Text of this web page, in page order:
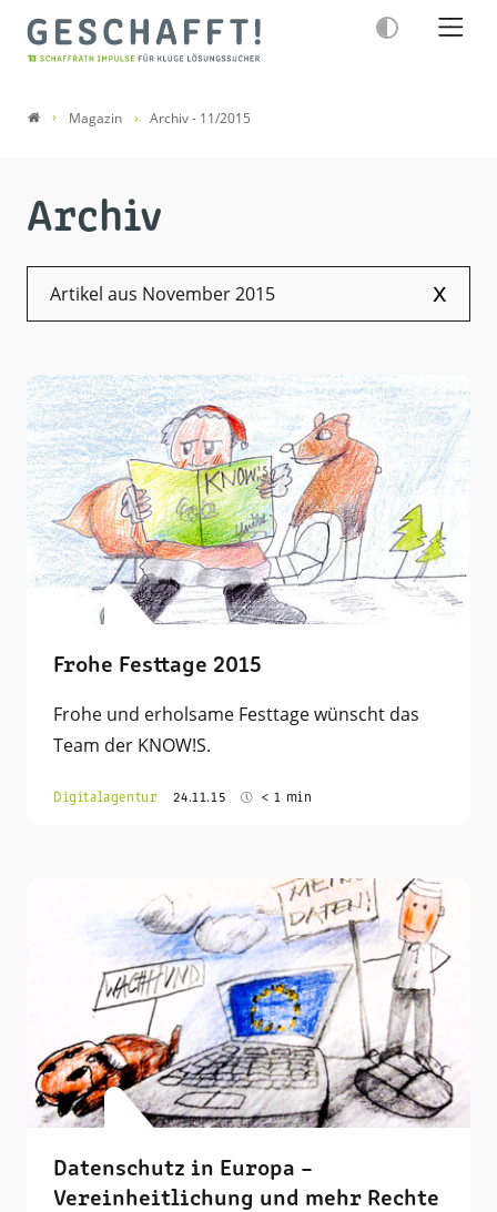
Magazin Archiv - 11/2015
Archiv
Artikel aus November 2015 x
Frohe Festtage 2015
Frohe und erholsame Festtage wünscht das
Team der KNOW!S.
Digitalagentur 24.11.15 < 1 min
Datenschutz in Europa –
Vereinheitlichung und mehr Rechte